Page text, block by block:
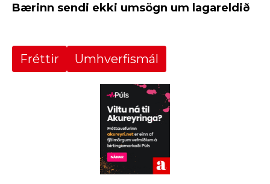
Bærinn sendi ekki umsögn um lagareldið
Fréttir Umhverfismál